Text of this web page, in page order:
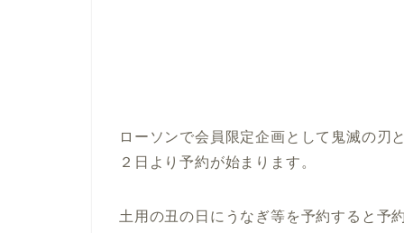
ローソンで会員限定企画として鬼滅の刃
２日より予約が始まります。
土用の丑の日にうなぎ等を予約すると予